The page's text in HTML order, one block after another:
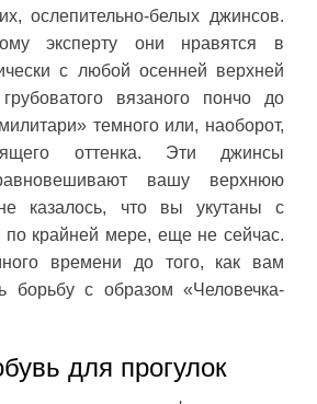
ослепительно-белых джинсов.
эксперту они нравятся в
с любой осенней верхней
вязаного пончо до
темного или, наоборот,
оттенка. Эти джинсы
вашу верхнюю
казалось, что вы укутаны с
крайней мере, еще не сейчас.
времени до того, как вам
борьбу с образом «Человечка-
для прогулок